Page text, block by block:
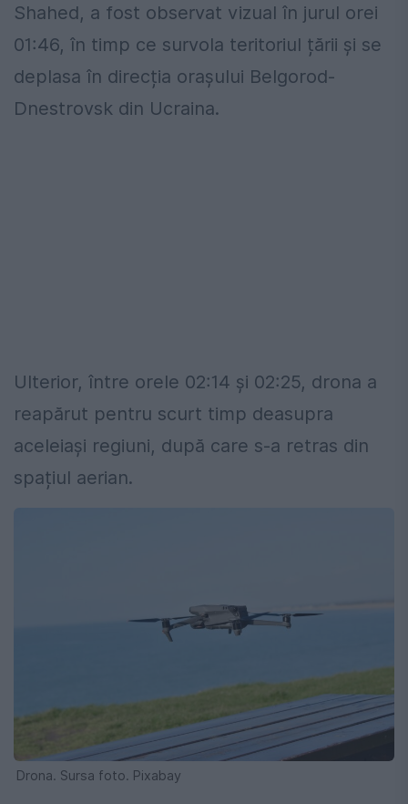
Shahed, a fost observat vizual în jurul orei
01:46, în timp ce survola teritoriul țării și se
deplasa în direcția orașului Belgorod-
Dnestrovsk din Ucraina.
Ulterior, între orele 02:14 și 02:25, drona a
reapărut pentru scurt timp deasupra
aceleiași regiuni, după care s-a retras din
spațiul aerian.
Drona. Sursa foto. Pixabay